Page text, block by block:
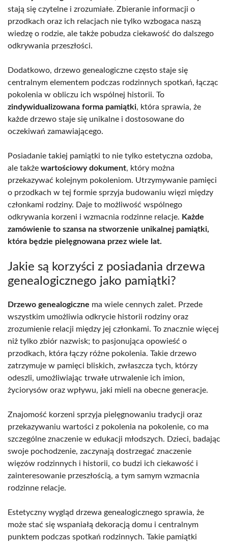
stają się czytelne i zrozumiałe. Zbieranie informacji o
przodkach oraz ich relacjach nie tylko wzbogaca naszą
wiedzę o rodzie, ale także pobudza ciekawość do dalszego
odkrywania przeszłości.
Dodatkowo, drzewo genealogiczne często staje się
centralnym elementem podczas rodzinnych spotkań, łącząc
pokolenia w obliczu ich wspólnej historii. To
zindywidualizowana forma pamiątki, która sprawia, że
każde drzewo staje się unikalne i dostosowane do
oczekiwań zamawiającego.
Posiadanie takiej pamiątki to nie tylko estetyczna ozdoba,
ale także wartościowy dokument, który można
przekazywać kolejnym pokoleniom. Utrzymywanie pamięci
o przodkach w tej formie sprzyja budowaniu więzi między
członkami rodziny. Daje to możliwość wspólnego
odkrywania korzeni i wzmacnia rodzinne relacje. Każde
zamówienie to szansa na stworzenie unikalnej pamiątki,
która będzie pielęgnowana przez wiele lat.
Jakie są korzyści z posiadania drzewa
genealogicznego jako pamiątki?
Drzewo genealogiczne ma wiele cennych zalet. Przede
wszystkim umożliwia odkrycie historii rodziny oraz
zrozumienie relacji między jej członkami. To znacznie więcej
niż tylko zbiór nazwisk; to pasjonująca opowieść o
przodkach, która łączy różne pokolenia. Takie drzewo
zatrzymuje w pamięci bliskich, zwłaszcza tych, którzy
odeszli, umożliwiając trwałe utrwalenie ich imion,
życiorysów oraz wpływu, jaki mieli na obecne generacje.
Znajomość korzeni sprzyja pielęgnowaniu tradycji oraz
przekazywaniu wartości z pokolenia na pokolenie, co ma
szczególne znaczenie w edukacji młodszych. Dzieci, badając
swoje pochodzenie, zaczynają dostrzegać znaczenie
więzów rodzinnych i historii, co budzi ich ciekawość i
zainteresowanie przeszłością, a tym samym wzmacnia
rodzinne relacje.
Estetyczny wygląd drzewa genealogicznego sprawia, że
może stać się wspaniałą dekoracją domu i centralnym
punktem podczas spotkań rodzinnych. Takie pamiątki